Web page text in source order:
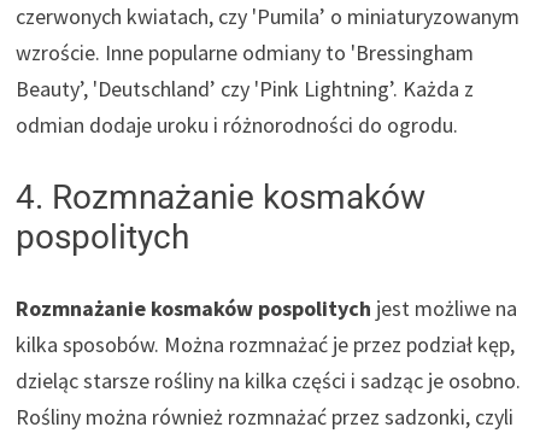
czerwonych kwiatach, czy 'Pumila’ o miniaturyzowanym
wzroście. Inne popularne odmiany to 'Bressingham
Beauty’, 'Deutschland’ czy 'Pink Lightning’. Każda z
odmian dodaje uroku i różnorodności do ogrodu.
4. Rozmnażanie kosmaków
pospolitych
Rozmnażanie kosmaków pospolitych jest możliwe na
kilka sposobów. Można rozmnażać je przez podział kęp,
dzieląc starsze rośliny na kilka części i sadząc je osobno.
Rośliny można również rozmnażać przez sadzonki, czyli